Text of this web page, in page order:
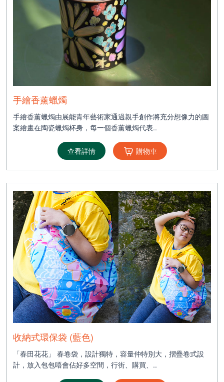
手繪香薰蠟燭
手繪香薰蠟燭由展能青年藝術家通過親手創作將充分想像力的圖
案繪畫在陶瓷蠟燭杯身，每一個香薰蠟燭代表..
查看詳情 購物車
收納式環保袋 (藍色)
「春田花花」 春卷袋，設計獨特，容量仲特別大，摺疊卷式設
計，放入包包唔會佔好多空間，行街、購買、..